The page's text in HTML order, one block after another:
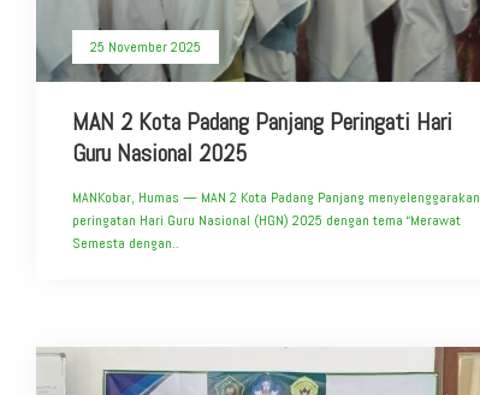
25 November 2025
MAN 2 Kota Padang Panjang Peringati Hari
Guru Nasional 2025
MANKobar, Humas — MAN 2 Kota Padang Panjang menyelenggarakan
peringatan Hari Guru Nasional (HGN) 2025 dengan tema “Merawat
Semesta dengan..